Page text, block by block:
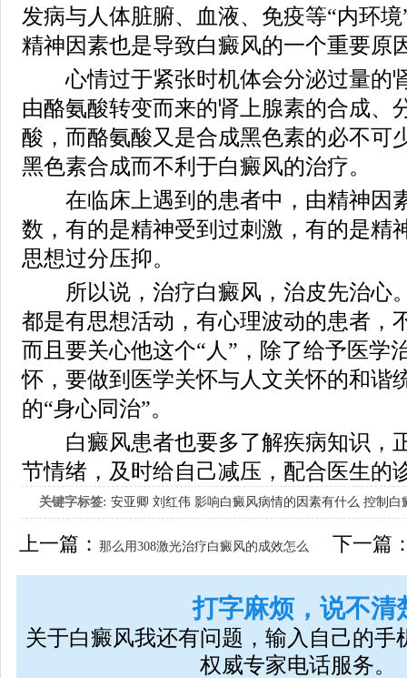
发病与人体脏腑、血液、免疫等“内环
精神因素也是导致白癜风的一个重要原
心情过于紧张时机体会分泌过量的
由酪氨酸转变而来的肾上腺素的合成、
酸，而酪氨酸又是合成黑色素的必不可
黑色素合成而不利于白癜风的治疗。
在临床上遇到的患者中，由精神因
数，有的是精神受到过刺激，有的是精
思想过分压抑。
所以说，治疗白癜风，治皮先治心
都是有思想活动，有心理波动的患者，
而且要关心他这个“人”，除了给予医学
怀，要做到医学关怀与人文关怀的和谐
的“身心同治”。
白癜风患者也要多了解疾病知识，
节情绪，及时给自己减压，配合医生的
关键字标签: 安亚卿 刘红伟 影响白癜风病情的因素有什么 控制白
女生应该如何治疗呢
上一篇： 那么用308激光治疗白癜风的成效怎么
样?
下一篇
打字麻烦，说不清
关于白癜风我还有问题，输入自己的手
权威专家电话服务。